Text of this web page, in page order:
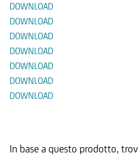
DOWNLOAD
DOWNLOAD
DOWNLOAD
DOWNLOAD
DOWNLOAD
DOWNLOAD
DOWNLOAD
In base a questo prodotto,